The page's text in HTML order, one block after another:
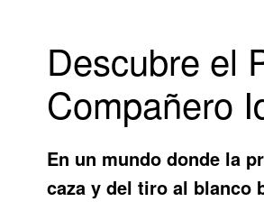
Descubre el
Compañero
En un mundo donde la
caza y del tiro al blanco